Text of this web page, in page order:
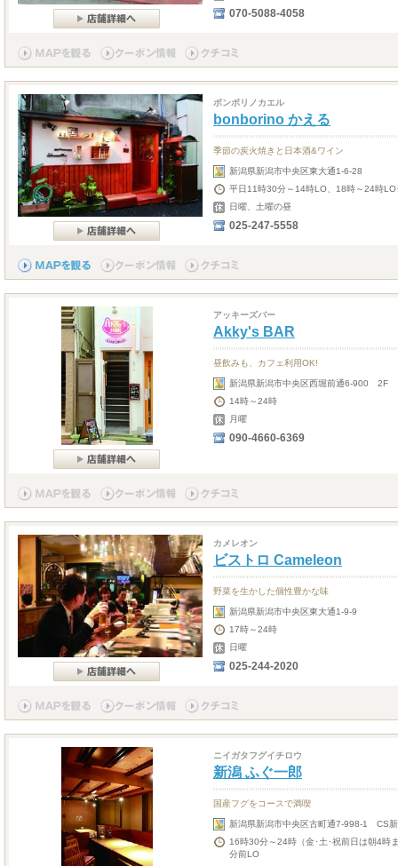
070-5088-4058
ボンボリノカエル
bonborino かえる
季節の炭火焼きと日本酒&ワイン
新潟県新潟市中央区東大通1-6-28
平日11時30分～14時LO、18時～24時
日曜、土曜の昼
025-247-5558
アッキーズバー
Akky's BAR
昼飲みも、カフェ利用OK!
新潟県新潟市中央区西堀前通6-900 2F
14時～24時
月曜
090-4660-6369
カメレオン
ビストロ Cameleon
野菜を生かした個性豊かな味
新潟県新潟市中央区東大通1-9-9
17時～24時
日曜
025-244-2020
ニイガタフグイチロウ
新潟 ふぐ一郎
国産フグをコースで満喫
新潟県新潟市中央区古町通7-998-1 CS
16時30分～24時（金･土･祝前日は朝4
分前LO